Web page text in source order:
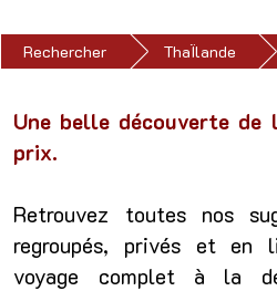
Rechercher ThaÏlande
Une belle découverte
prix.
Retrouvez toutes nos
regroupés, privés et en
voyage complet à la